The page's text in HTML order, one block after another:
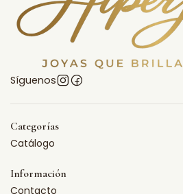
Síguenos
Categorías
Catálogo
Información
Contacto